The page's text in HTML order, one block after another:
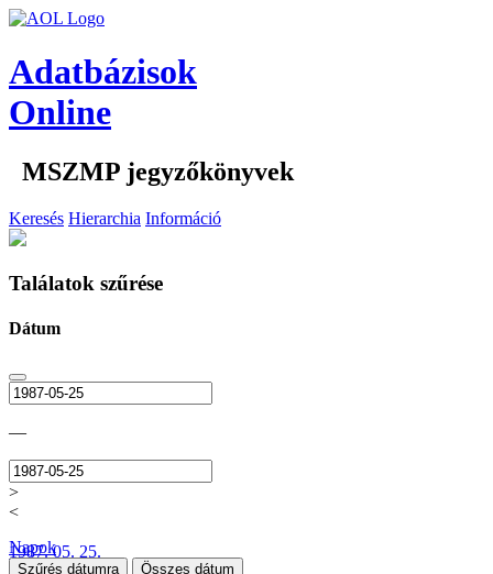
Adatbázisok
Online
MSZMP jegyzőkönyvek
Keresés Hierarchia Információ
Találatok szűrése
Dátum
—
>
<
1987. 05. 25.
Napok
Szűrés dátumra Összes dátum